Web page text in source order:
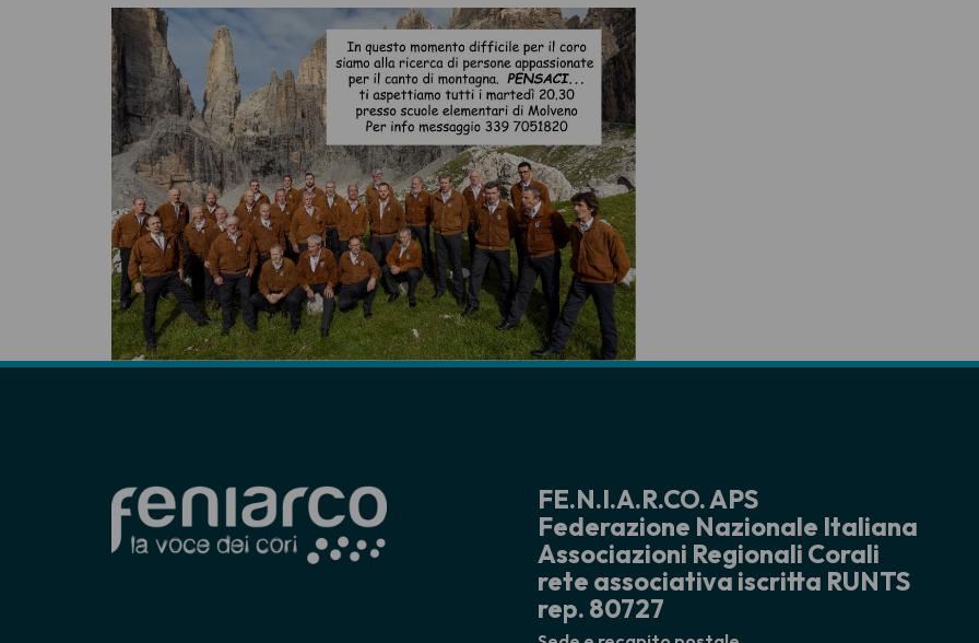
FE.N.I.A.R.CO. APS
Federazione Nazionale Italiana
Associazioni Regionali Corali
rete associativa iscritta RUNTS
rep. 80727